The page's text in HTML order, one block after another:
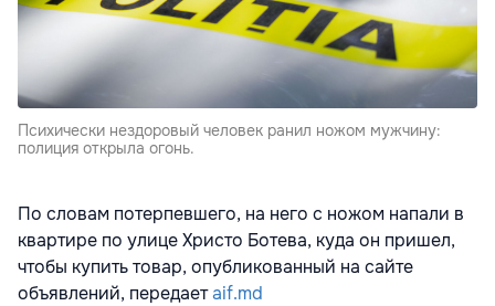
Психически нездоровый человек ранил ножом мужчину:
полиция открыла огонь.
По словам потерпевшего, на него с ножом напали в
квартире по улице Христо Ботева, куда он пришел,
чтобы купить товар, опубликованный на сайте
объявлений, передаетaif.md